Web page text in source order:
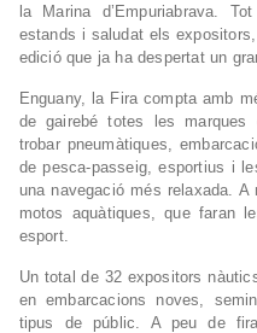
la Marina d’Empuriabrava.
estands i saludat els
edició que ja ha despertat un
Enguany, la Fira compta amb
de gairebé totes les
trobar pneumàtiques,
de pesca-passeig, esportius i
una navegació més relaxada.
motos aquàtiques, que faran
esport.
Un total de 32 expositors
en embarcacions noves,
tipus de públic. A peu de